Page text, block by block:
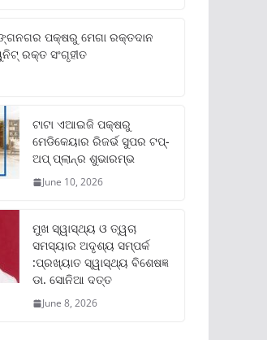
ପକ୍ଷରୁ ମେଗା ରକ୍ତଦାନ
ରକ୍ତ ସଂଗୃହୀତ
ଟାଟା ଏଆଇଜି ପକ୍ଷରୁ
ମେଡିକେୟାର ରିଜର୍ଭ ସୁପର ଟପ୍‌-
ଅପ୍ ପ୍ଲାନ୍‌ର ଶୁଭାରମ୍ଭ
June 10, 2026
ମୁଖ ସ୍ୱାସ୍ଥ୍ୟ ଓ ତ୍ୱଚା
ସମସ୍ୟାର ଅଦୃଶ୍ୟ ସମ୍ପର୍କ
:ପ୍ରଖ୍ୟାତ ସ୍ୱାସ୍ଥ୍ୟ ବିଶେଷଜ୍ଞ
ଡା. ସୋନିଆ ଦତ୍ତ
June 8, 2026